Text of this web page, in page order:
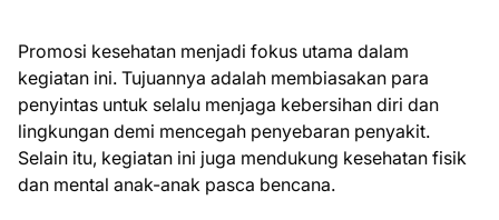
Promosi kesehatan menjadi fokus utama dalam
kegiatan ini. Tujuannya adalah membiasakan para
penyintas untuk selalu menjaga kebersihan diri dan
lingkungan demi mencegah penyebaran penyakit.
Selain itu, kegiatan ini juga mendukung kesehatan fisik
dan mental anak-anak pasca bencana.